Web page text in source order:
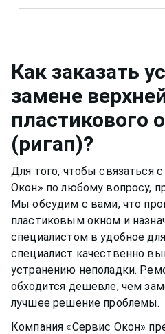
растворы для мытья окон
резиновый уплотнитель.
разбавлены в растворе,
качество материала рамы
скапливалась пыль.Если
времени пластиковому
прослужить вам долгими
годами.
Как заказать
замене
пластикового
(ригап)?
Для того, чтобы связаться
Окон» по любому вопросу,
Мы обсудим с вами, что
пластиковым окном и
специалистом в удобное
специалист качественно
устранению неполадки.
обходится дешевле, чем
лучшее решение проблемы.
Компания «Сервис Окон»